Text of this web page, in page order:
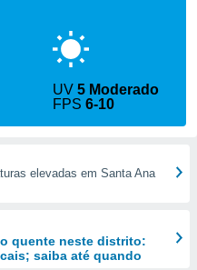
UV5 Moderado
FPS6-10
elevadas em Santa Ana
quente neste distrito:
saiba até quando